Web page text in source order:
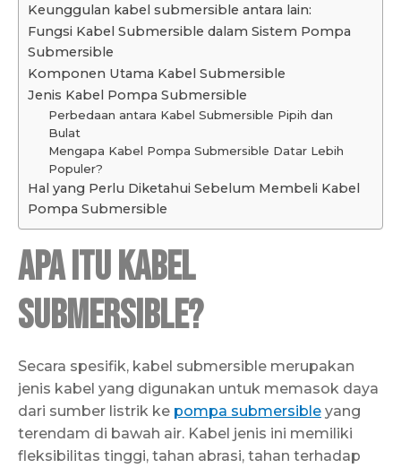
Keunggulan kabel submersible antara lain:
Fungsi Kabel Submersible dalam Sistem Pompa
Submersible
Komponen Utama Kabel Submersible
Jenis Kabel Pompa Submersible
Perbedaan antara Kabel Submersible Pipih dan
Bulat
Mengapa Kabel Pompa Submersible Datar Lebih
Populer?
Hal yang Perlu Diketahui Sebelum Membeli Kabel
Pompa Submersible
Apa itu Kabel
Submersible?
Secara spesifik, kabel submersible merupakan
jenis kabel yang digunakan untuk memasok daya
dari sumber listrik ke pompa submersible yang
terendam di bawah air. Kabel jenis ini memiliki
fleksibilitas tinggi, tahan abrasi, tahan terhadap